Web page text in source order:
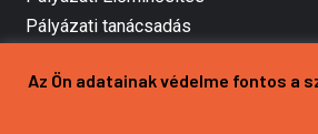
Pályázati tanácsadás
Mezőgazdasági pályázatírás
Az Ön adatainak védelme fontos a